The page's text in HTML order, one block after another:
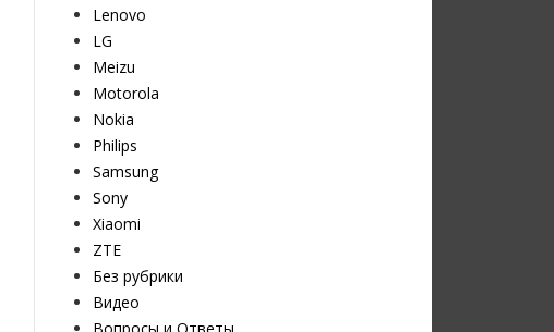
Lenovo
LG
Meizu
Motorola
Nokia
Philips
Samsung
Sony
Xiaomi
ZTE
Без рубрики
Видео